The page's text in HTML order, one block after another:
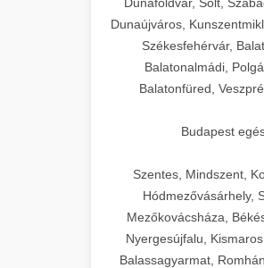
chef-
kereskedelmi
előkészítéshez.
állítható
chef-
professzionális
📦 22.
Kereskedelmi
berendezések
szavatossági időt
chef-
vákuum
🎁 23.
professzionális
műveletekhez.
tartósítási
chef-
🔥 24. Ipari
Kereskedelmi
Dunaújváros,
Székesfehérvár,
Balatonalmádi,
Balatonfüred,
Budapest
Szentes, Mindszent,
Hódmezővásárhely,
Mezőkovácsháza,
Nyergesújfalu,
Balassagyarmat,